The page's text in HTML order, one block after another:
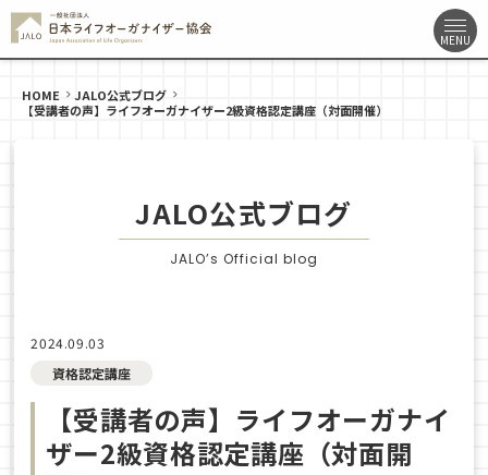
HOME
JALO公式ブログ
【受講者の声】ライフオーガナイザー2級資格認定講座（対面開催）
JALO公式ブログ
JALO’s Official blog
2024.09.03
資格認定講座
【受講者の声】ライフオーガナイ
ザー2級資格認定講座（対面開